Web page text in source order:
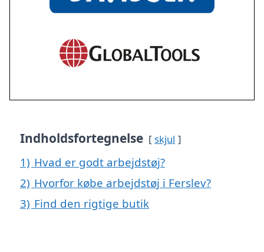
Indholdsfortegnelse skjul
1) Hvad er godt arbejdstøj?
2) Hvorfor købe arbejdstøj i Ferslev?
3) Find den rigtige butik